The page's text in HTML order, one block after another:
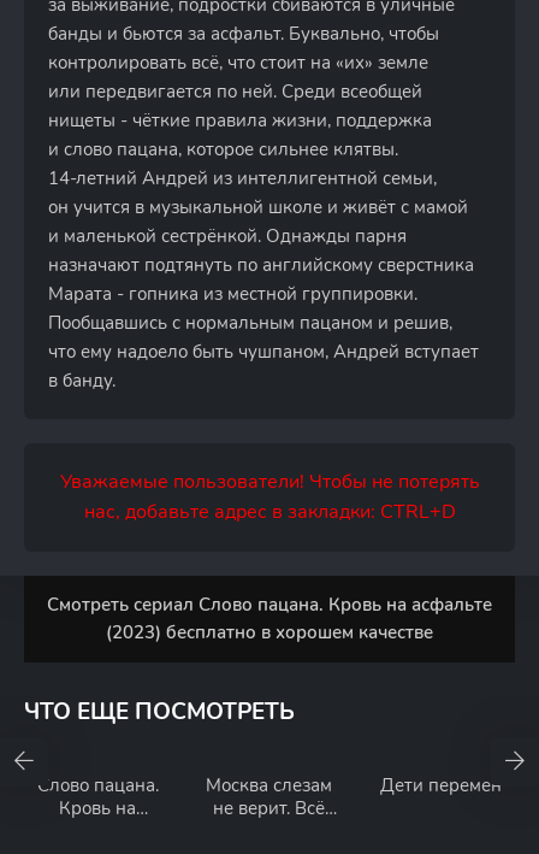
за выживание, подростки сбиваются в уличные
банды и бьются за асфальт. Буквально, чтобы
контролировать всё, что стоит на «их» земле
или передвигается по ней. Среди всеобщей
нищеты - чёткие правила жизни, поддержка
и слово пацана, которое сильнее клятвы.
14-летний Андрей из интеллигентной семьи,
он учится в музыкальной школе и живёт с мамой
и маленькой сестрёнкой. Однажды парня
назначают подтянуть по английскому сверстника
Марата - гопника из местной группировки.
Пообщавшись с нормальным пацаном и решив,
что ему надоело быть чушпаном, Андрей вступает
в банду.
Уважаемые пользователи! Чтобы не потерять
нас, добавьте адрес в закладки: CTRL+D
Смотреть сериал Слово пацана. Кровь на асфальте
(2023) бесплатно в хорошем качестве
ЧТО ЕЩЕ ПОСМОТРЕТЬ
Слово пацана.
Кровь на
Москва слезам
не верит. Всё
Дети перемен